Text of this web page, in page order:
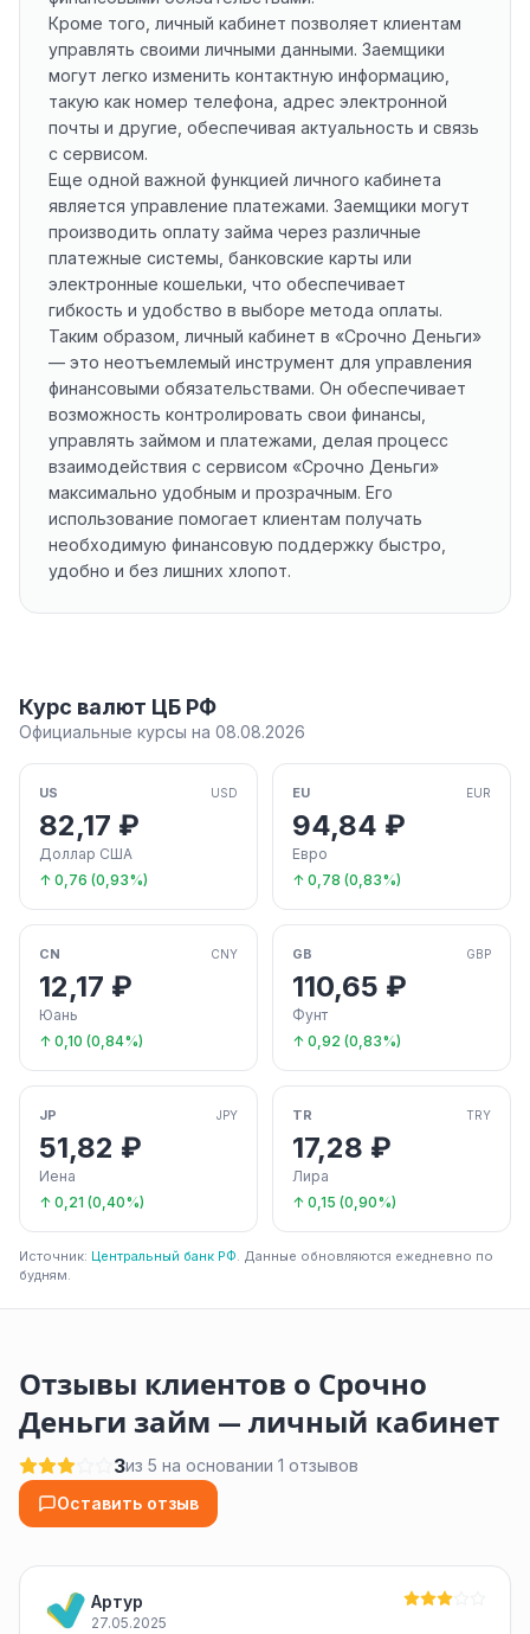
Кроме того, личный кабинет позволяет клиентам
управлять своими личными данными. Заемщики
могут легко изменить контактную информацию,
такую как номер телефона, адрес электронной
почты и другие, обеспечивая актуальность и связь
с сервисом.
Еще одной важной функцией личного кабинета
является управление платежами. Заемщики могут
производить оплату займа через различные
платежные системы, банковские карты или
электронные кошельки, что обеспечивает
гибкость и удобство в выборе метода оплаты.
Таким образом, личный кабинет в «Срочно Деньги»
— это неотъемлемый инструмент для управления
финансовыми обязательствами. Он обеспечивает
возможность контролировать свои финансы,
управлять займом и платежами, делая процесс
взаимодействия с сервисом «Срочно Деньги»
максимально удобным и прозрачным. Его
использование помогает клиентам получать
необходимую финансовую поддержку быстро,
удобно и без лишних хлопот.
Курс валют ЦБ РФ
Официальные курсы на 08.08.2026
US USD
82,17 ₽
Доллар США
↑ 0,76 (0,93%)
EU EUR
94,84 ₽
Евро
↑ 0,78 (0,83%)
CN CNY
12,17 ₽
Юань
↑ 0,10 (0,84%)
GB GBP
110,65 ₽
Фунт
↑ 0,92 (0,83%)
JP JPY
51,82 ₽
Иена
↑ 0,21 (0,40%)
TR TRY
17,28 ₽
Лира
↑ 0,15 (0,90%)
Источник: Центральный банк РФ. Данные обновляются ежедневно по
будням.
Отзывы клиентов о Срочно
Деньги займ — личный кабинет
3из 5 на основании 1 отзывов
Оставить отзыв
Артур
27.05.2025